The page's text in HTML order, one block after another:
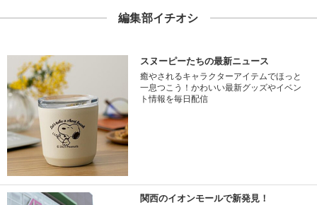
編集部イチオシ
スヌーピーたちの最新ニュース
癒やされるキャラクターアイテムでほっと
一息つこう！かわいい最新グッズやイベン
ト情報を毎日配信
関西のイオンモールで新発見！